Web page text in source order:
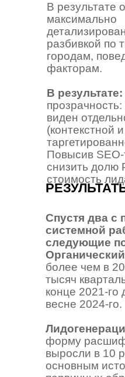
В результате
максимально
разбивкой по
городам,
факторам.
В результате:
виден
(контекстной и
Повысив
снизить долю
стоимость
Спустя два с
системной
следующие
более чем в
тысяч
конце 2021-го
весне 2024-го.
форму
выросли в 10
основным